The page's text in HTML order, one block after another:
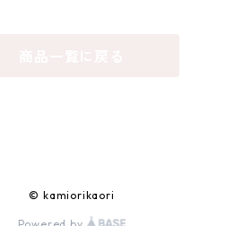
© kamiorikaori